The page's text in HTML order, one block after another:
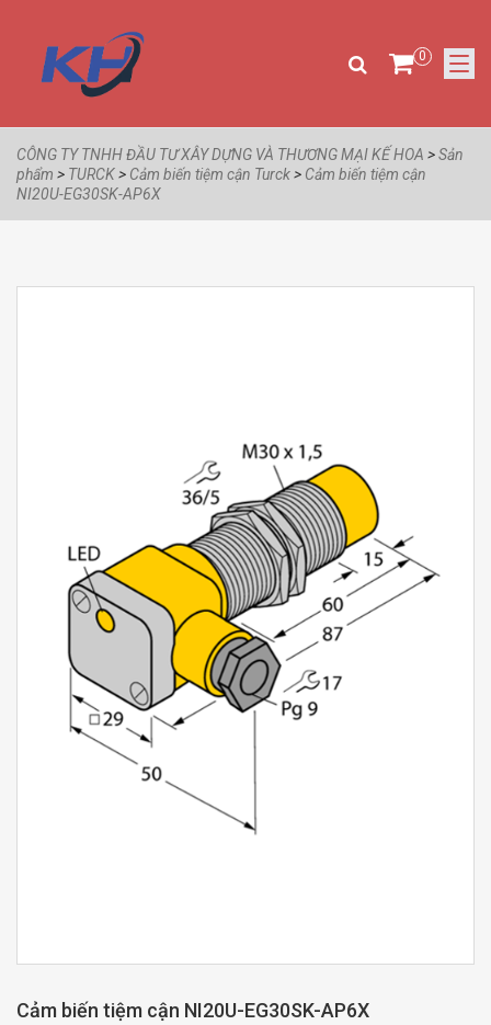
0
CÔNG TY TNHH ĐẦU TƯ XÂY DỰNG VÀ THƯƠNG MẠI KẾ HOA >Sản
phẩm > TURCK> Cảm biến tiệm cận Turck> Cảm biến tiệm cận
NI20U-EG30SK-AP6X
Cảm biến tiệm cận NI20U-EG30SK-AP6X